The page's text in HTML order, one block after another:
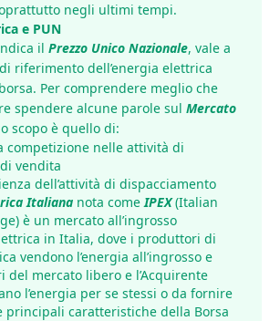
negli ultimi tempi.
e PUN
il Prezzo Unico Nazionale, vale a
riferimento dell’energia elettrica
Per comprendere meglio che
spendere alcune parole sul Mercato
scopo è quello di:
competizione nelle attività di
vendita
dell’attività di dispacciamento
Italiana nota comeIPEX(Italian
è un mercato all’ingrosso
in Italia, dove i produttori di
vendono l’energia all’ingrosso e
del mercato libero e l’Acquirente
l’energia per se stessi o da fornire
principali caratteristiche della Borsa